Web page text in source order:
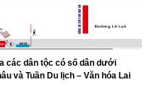
các dân tộc có số dân dưới
và Tuần Du lịch – Văn hóa Lai